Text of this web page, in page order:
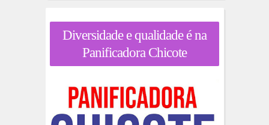
Diversidade e qualidade é na
Panificadora Chicote